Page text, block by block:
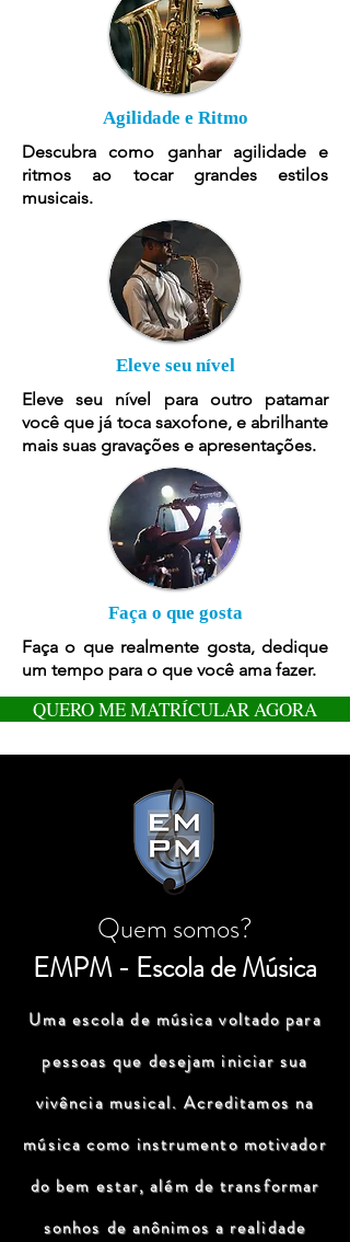
Agilidade e Ritmo
Descubra como ganhar agilidade e
ritmos ao tocar grandes estilos
musicais.
Eleve seu nível
Eleve seu nível para outro patamar
você que já toca saxofone, e abrilhante
mais suas gravações e apresentações.
Faça o que gosta
Faça o que realmente gosta, dedique
um tempo para o que você ama fazer.
QUERO ME MATRÍCULAR AGORA
Quem somos?
EMPM - Escola de Música
Uma escola de música voltado para
pessoas que desejam iniciar sua
vivência musical. Acreditamos na
música como instrumento motivador
do bem estar, além de transformar
sonhos de anônimos a realidade